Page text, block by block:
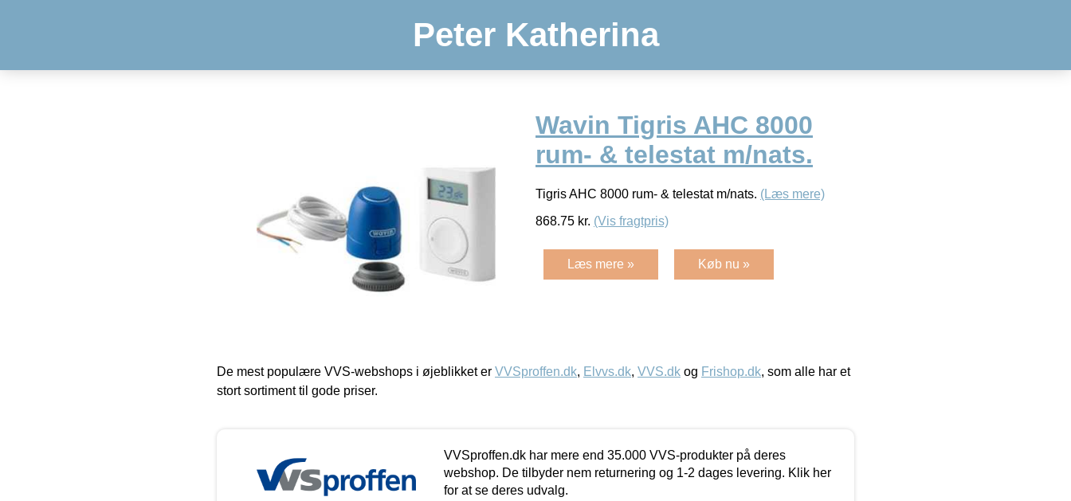
Peter Katherina
Wavin Tigris AHC 8000
rum- & telestat m/nats.
Tigris AHC 8000 rum- & telestat m/nats. (Læs mere)
868.75 kr. (Vis fragtpris)
Læs mere » Køb nu »
De mest populære VVS-webshops i øjeblikket er VVSproffen.dk, Elvvs.dk, VVS.dk og Frishop.dk, som alle har et
stort sortiment til gode priser.
VVSproffen.dk har mere end 35.000 VVS-produkter på deres
webshop. De tilbyder nem returnering og 1-2 dages levering. Klik her
for at se deres udvalg.